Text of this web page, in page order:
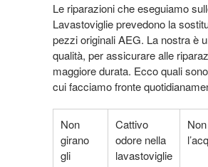
Le riparazioni che eseguiamo
Lavastoviglie prevedono la
pezzi originali AEG. La nostra è
qualità, per assicurare alle
maggiore durata. Ecco quali
cui facciamo fronte
Non
girano
gli
Cattivo
odore nella
lavastoviglie